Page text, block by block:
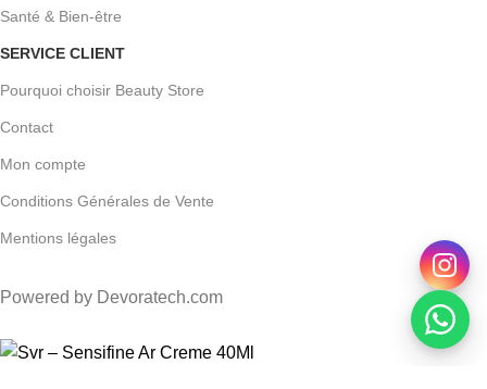
Santé & Bien-être
SERVICE CLIENT
Pourquoi choisir Beauty Store
Contact
Mon compte
Conditions Générales de Vente
Mentions légales
Powered by Devoratech.com
📍 Tanger : Livraison gratuite | 🚚